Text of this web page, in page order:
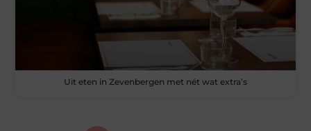
Uit eten in Zevenbergen met nét wat extra’s